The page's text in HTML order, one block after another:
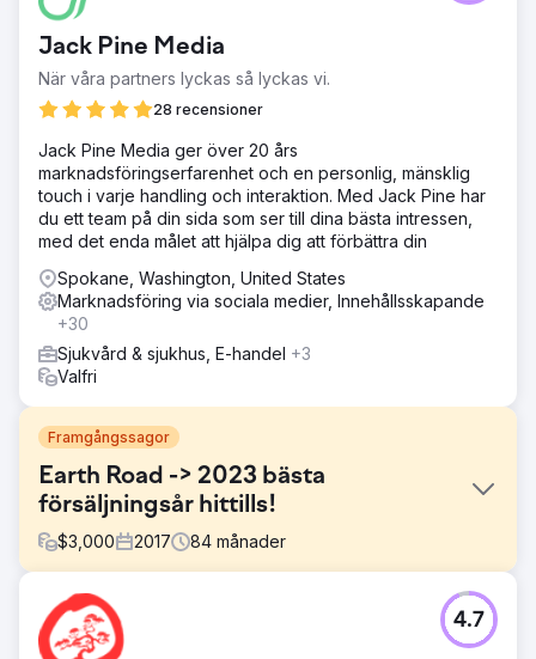
Jack Pine Media
När våra partners lyckas så lyckas vi.
28 recensioner
Jack Pine Media ger över 20 års
marknadsföringserfarenhet och en personlig, mänsklig
touch i varje handling och interaktion. Med Jack Pine har
du ett team på din sida som ser till dina bästa intressen,
med det enda målet att hjälpa dig att förbättra din
Spokane, Washington, United States
Marknadsföring via sociala medier, Innehållsskapande
+30
Sjukvård & sjukhus, E-handel +3
Valfri
Framgångssagor
Earth Road -> 2023 bästa
försäljningsår hittills!
$3,000 2017 84 månader
Utmaning
De behövde en komplett uppsättning digitala
marknadsföringstjänster eftersom de hade liten synlighet,
4.7